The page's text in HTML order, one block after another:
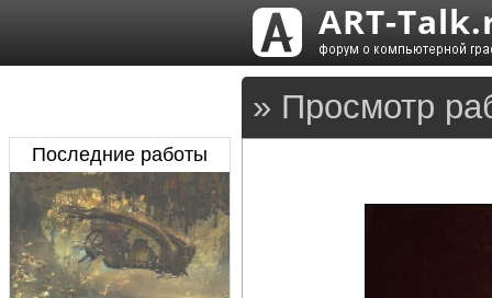
» Просмотр
Последние работы